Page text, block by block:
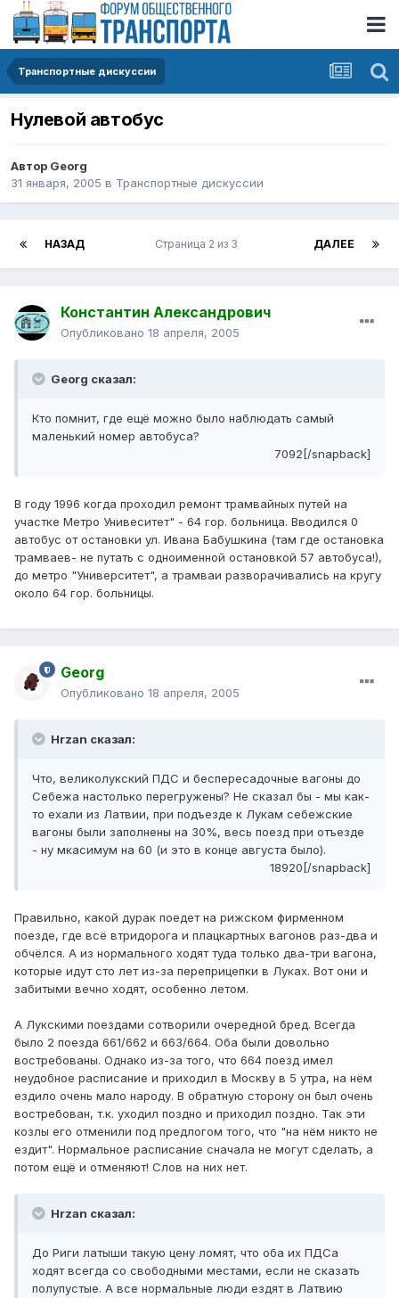
Транспортные дискуссии
Нулевой автобус
Автор Georg
31 января, 2005 в Транспортные дискуссии
НАЗАД ДАЛЕЕ
Страница 2 из 3
Константин Александрович
Опубликовано 18 апреля, 2005
Georg сказал:
Кто помнит, где ещё можно было наблюдать самый
маленький номер автобуса?
7092[/snapback]
В году 1996 когда проходил ремонт трамвайных путей на
участке Метро Унивеситет" - 64 гор. больница. Вводился 0
автобус от остановки ул. Ивана Бабушкина (там где остановка
трамваев- не путать с одноименной остановкой 57 автобуса!),
до метро "Университет", а трамваи разворачивались на кругу
около 64 гор. больницы.
Georg
Опубликовано 18 апреля, 2005
Hrzan сказал:
Что, великолукский ПДС и беспересадочные вагоны до
Себежа настолько перегружены? Не сказал бы - мы как-
то ехали из Латвии, при подъезде к Лукам себежские
вагоны были заполнены на 30%, весь поезд при отъезде
- ну мкасимум на 60 (и это в конце августа было).
18920[/snapback]
Правильно, какой дурак поедет на рижском фирменном
поезде, где всё втридорога и плацкартных вагонов раз-два и
обчёлся. А из нормального ходят туда только два-три вагона,
которые идут сто лет из-за переприцепки в Луках. Вот они и
забитыми вечно ходят, особенно летом.
А Лукскими поездами сотворили очередной бред. Всегда
было 2 поезда 661/662 и 663/664. Оба были довольно
востребованы. Однако из-за того, что 664 поезд имел
неудобное расписание и приходил в Москву в 5 утра, на нём
ездило очень мало народу. В обратную сторону он был очень
востребован, т.к. уходил поздно и приходил поздно. Так эти
козлы его отменили под предлогом того, что "на нём никто не
ездит". Нормальное расписание сначала не могут сделать, а
потом ещё и отменяют! Слов на них нет.
Hrzan сказал:
До Риги латыши такую цену ломят, что оба их ПДСа
ходят всегда со свободными местами, если не сказать
полупустые. А все нормальные люди ездят в Латвию